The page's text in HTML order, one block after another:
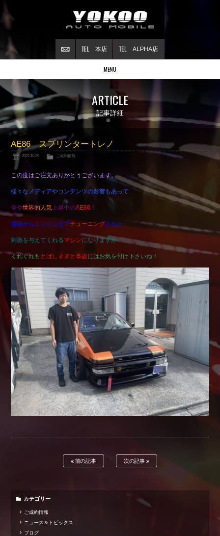
ALPHA店
本店
MENU
Stock list
在庫情報
Contract
ご成約情報
About NSX
NSXについて
Reflesh Plan
整備・修理・
Trade in
買取査定
Blog
Shop info.
店舗紹介
Company
会社概要
ARTICLE
記事詳細
AE86 スプリンタートレノ
2022.10.29 ご成約情報
この度はご注文ありがとうございます。
様々なメディアやコンテンツの影響もあって
今や世界的人気上昇中のAE86 ！
補強からエンジンまでチューニングされた
刺激を与えてくれるマシンになりますが
くれぐれも とばしすぎと事故にはお気を付け下さいね！
前の記事 次の記事
カテゴリー
ご成約情報
ニュース＆トピックス
ブログ